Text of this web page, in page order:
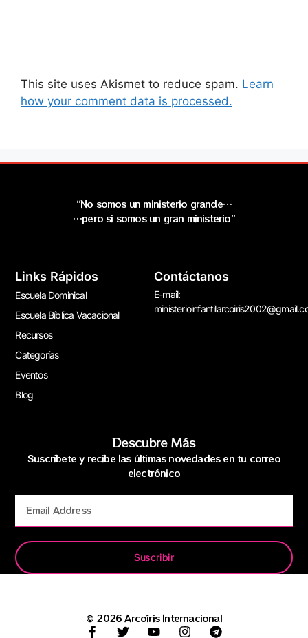
This site uses Akismet to reduce spam. Learn
how your comment data is processed.
“No somos un ministerio grande…
…pero si somos un gran ministerio”
Links Rápidos
Escuela Dominical
Escuela Bíblica Vacacional
Recursos
Categorías
Eventos
Blog
Contáctanos
E-mail:
Descubre Más
Suscríbete y recibe las últimas novedades en tu correo
electrónico
Suscribir
© 2026 Arcoíris Internacional